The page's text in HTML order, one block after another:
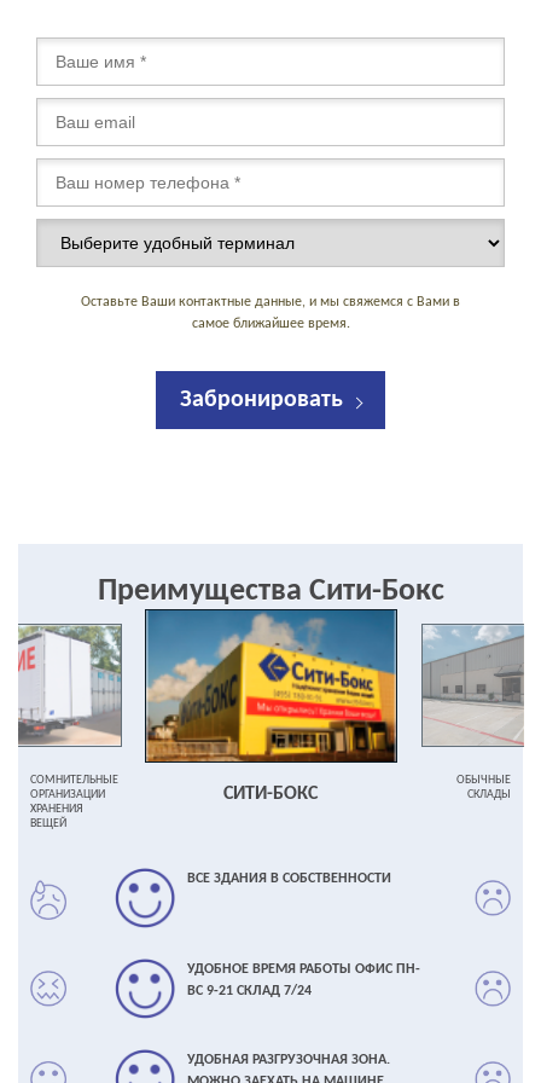
Оставьте Ваши контактные данные, и мы свяжемся с Вами в
самое ближайшее время.
Забронировать
Преимущества Сити-Бокс
СОМНИТЕЛЬНЫЕ
ОРГАНИЗАЦИИ
ХРАНЕНИЯ
ВЕЩЕЙ
СИТИ-БОКС
ОБЫЧНЫЕ
СКЛАДЫ
ВСЕ ЗДАНИЯ В СОБСТВЕННОСТИ
УДОБНОЕ ВРЕМЯ РАБОТЫ ОФИС ПН-
ВС 9-21 СКЛАД 7/24
УДОБНАЯ РАЗГРУЗОЧНАЯ ЗОНА.